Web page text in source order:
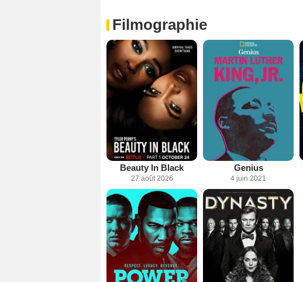
Filmographie
Beauty In Black
27 août 2026
Genius
4 juin 2021